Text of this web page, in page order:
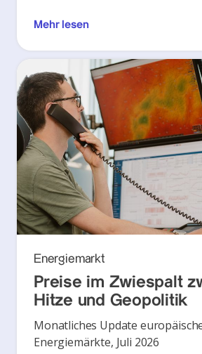
Mehr lesen
Energiemarkt
Preise im Zwiespalt
Hitze und Geopolitik
Monatliches Update
Energiemärkte, Juli 2026